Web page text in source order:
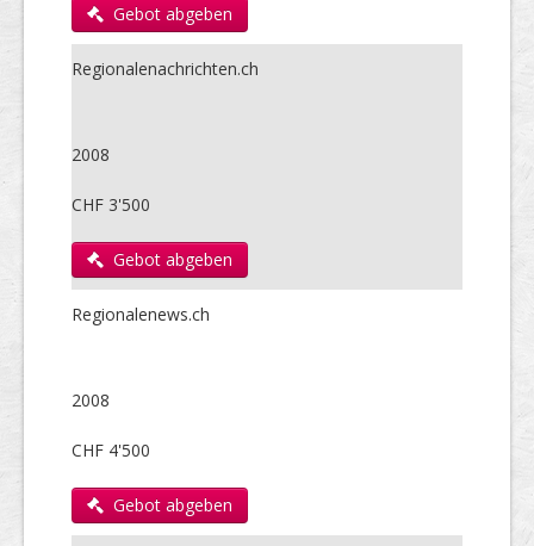
Gebot abgeben
Regionalenachrichten.ch
2008
CHF 3'500
Gebot abgeben
Regionalenews.ch
2008
CHF 4'500
Gebot abgeben